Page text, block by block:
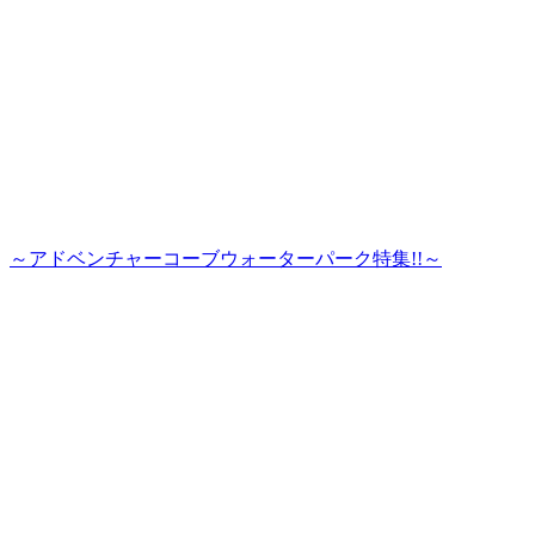
～アドベンチャーコーブウォーターパーク特集!!～